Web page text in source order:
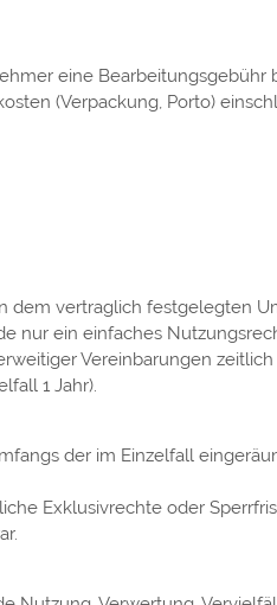
eine
(Verpackung, Porto)
dem vertraglich festgelegten
nur ein einfaches
Vereinbarungen
1 Jahr).
der im Einzelfall
Exklusivrechte oder